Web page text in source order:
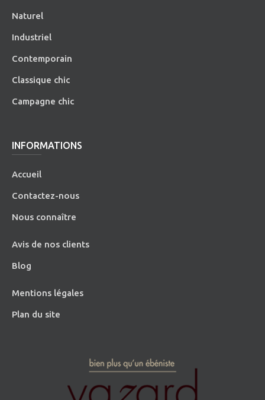
Naturel
Industriel
Contemporain
Classique chic
Campagne chic
INFORMATIONS
Accueil
Contactez-nous
Nous connaître
Avis de nos clients
Blog
Mentions légales
Plan du site